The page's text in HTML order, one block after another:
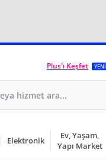
Plus'ı Keşfet YENİ
Elektronik
Ev, Yaşam,
Yapı Market